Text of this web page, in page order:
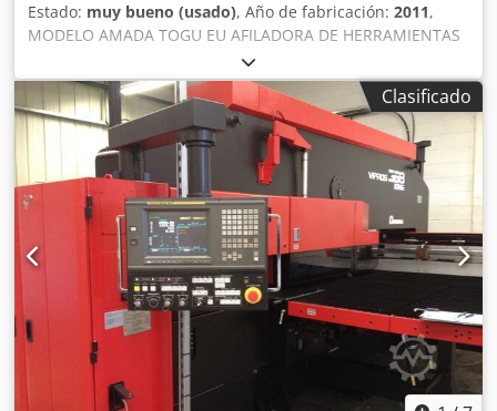
Estado: muy bueno (usado), Año de fabricación: 2011,
MODELO AMADA TOGU EU AFILADORA DE HERRAMIENTAS
DE PRECISIÓN DISCO DE RECTIFICADO CBN 150 DIÁMETRO
MÁXIMO DE HERRAMIENTA: 160 mm PROFUNDIDAD
MÁXIMA DE RECTIFICADO POR CICLO: 0,99 mm Djdjyyln
Topfx Akcjck MOTOR DEL HUSILLO: 1,5 kW VELOCIDAD DEL
HUSILLO: 3000 rpm RECORRIDO VERTICAL: 200 mm PESO
DE LA MÁQUINA: 470 kg CONSUMO ELÉCTRICO: 4,8 kVA
Clasificado